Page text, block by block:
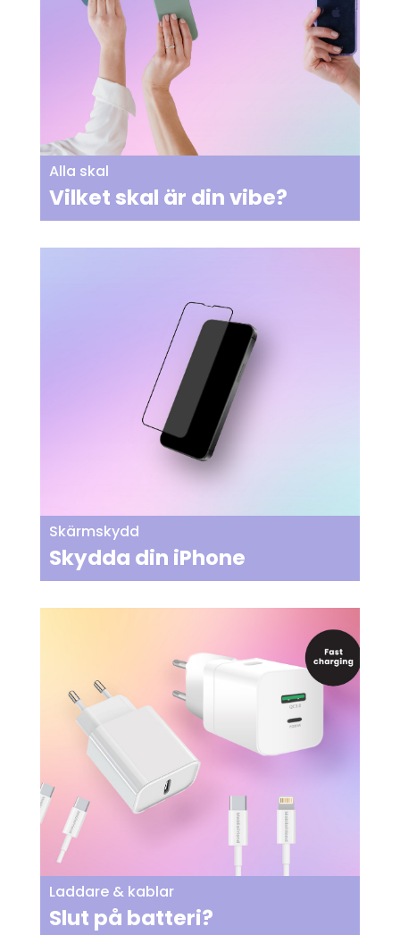
Alla skal
Vilket skal är din vibe?
Skärmskydd
Skydda din iPhone
Laddare & kablar
Slut på batteri?